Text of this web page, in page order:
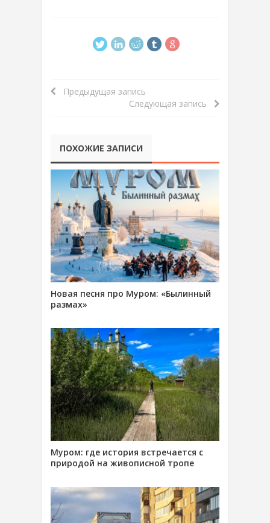
Предыдущая запись
Следующая запись
ПОХОЖИЕ ЗАПИСИ
Новая песня про Муром: «Былинный
размах»
Муром: где история встречается с
природой на живописной тропе